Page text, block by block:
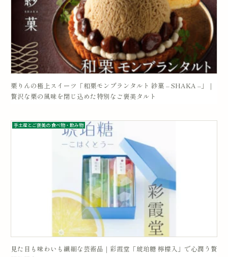
栗りんの極上スイーツ「和栗モンブランタルト 紗菓 – SHAKA –」｜
贅沢な栗の風味を閉じ込めた特別なご褒美タルト
手土産とご褒美の 食べ物・飲み物
見た目も味わいも繊細な芸術品｜彩霞堂「琥珀糖 檸檬入」で心潤う贅